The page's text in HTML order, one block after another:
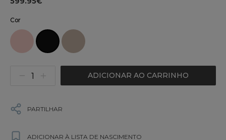
Cor
ADICIONAR AO CARRINHO
PARTILHAR
ADICIONAR À LISTA DE NASCIMENTO